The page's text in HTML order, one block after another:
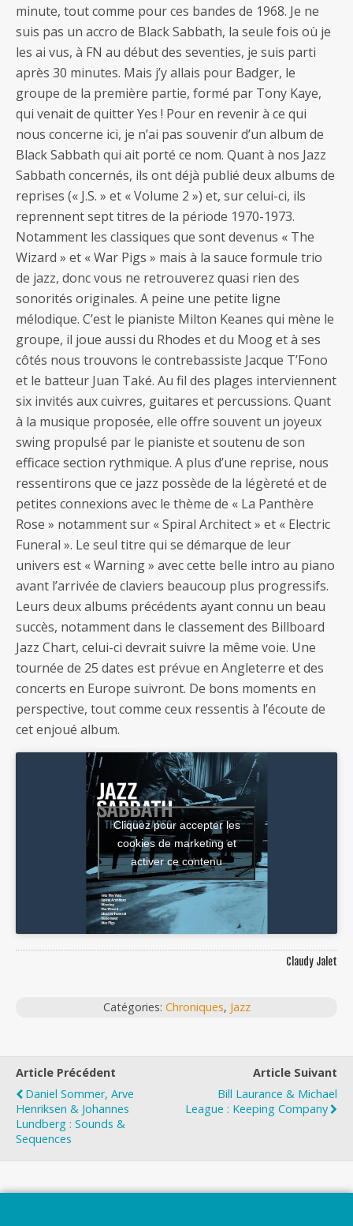
minute, tout comme pour ces bandes de 1968. Je ne
suis pas un accro de Black Sabbath, la seule fois où je
les ai vus, à FN au début des seventies, je suis parti
après 30 minutes. Mais j’y allais pour Badger, le
groupe de la première partie, formé par Tony Kaye,
qui venait de quitter Yes ! Pour en revenir à ce qui
nous concerne ici, je n’ai pas souvenir d’un album de
Black Sabbath qui ait porté ce nom. Quant à nos Jazz
Sabbath concernés, ils ont déjà publié deux albums de
reprises (« J.S. » et « Volume 2 ») et, sur celui-ci, ils
reprennent sept titres de la période 1970-1973.
Notamment les classiques que sont devenus « The
Wizard » et « War Pigs » mais à la sauce formule trio
de jazz, donc vous ne retrouverez quasi rien des
sonorités originales. A peine une petite ligne
mélodique. C’est le pianiste Milton Keanes qui mène le
groupe, il joue aussi du Rhodes et du Moog et à ses
côtés nous trouvons le contrebassiste Jacque T’Fono
et le batteur Juan Také. Au fil des plages interviennent
six invités aux cuivres, guitares et percussions. Quant
à la musique proposée, elle offre souvent un joyeux
swing propulsé par le pianiste et soutenu de son
efficace section rythmique. A plus d’une reprise, nous
ressentirons que ce jazz possède de la légèreté et de
petites connexions avec le thème de « La Panthère
Rose » notamment sur « Spiral Architect » et « Electric
Funeral ». Le seul titre qui se démarque de leur
univers est « Warning » avec cette belle intro au piano
avant l’arrivée de claviers beaucoup plus progressifs.
Leurs deux albums précédents ayant connu un beau
succès, notamment dans le classement des Billboard
Jazz Chart, celui-ci devrait suivre la même voie. Une
tournée de 25 dates est prévue en Angleterre et des
concerts en Europe suivront. De bons moments en
perspective, tout comme ceux ressentis à l’écoute de
cet enjoué album.
Cliquez pour accepter les
cookies de marketing et
activer ce contenu
Claudy Jalet
Catégories: Chroniques, Jazz
Article Précédent
Daniel Sommer, Arve
Henriksen & Johannes
Lundberg : Sounds &
Sequences
Article Suivant
Bill Laurance & Michael
League : Keeping Company